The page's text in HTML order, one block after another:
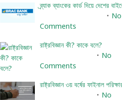
ব্র্যাক ব্যাংকের কার্ড দিয়ে দেশের
No
Comments
রাষ্ট্রবিজ্ঞান কী? কাকে বলে?
No
Comments
রাষ্ট্রবিজ্ঞান ৩য় বর্ষের ফাইনাল
No